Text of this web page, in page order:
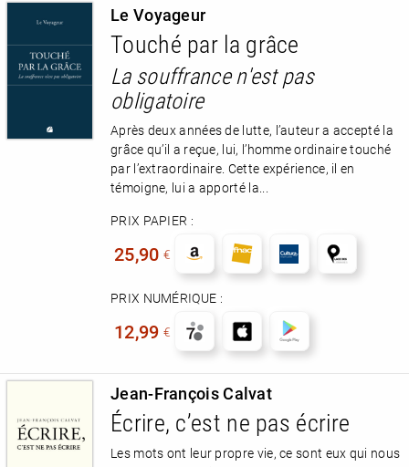
Le Voyageur
Touché par la grâce
La souffrance n'est pas
obligatoire
Après deux années de lutte, l’auteur a accepté la
grâce qu’il a reçue, lui, l’homme ordinaire touché
par l’extraordinaire. Cette expérience, il en
témoigne, lui a apporté la...
PRIX PAPIER :
25,90 €
PRIX NUMÉRIQUE :
12,99 €
Jean-François Calvat
Écrire, c’est ne pas écrire
Les mots ont leur propre vie, ce sont eux qui nous